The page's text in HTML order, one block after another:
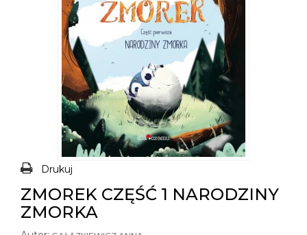
Drukuj
ZMOREK CZĘŚĆ 1 NARODZINY
ZMORKA